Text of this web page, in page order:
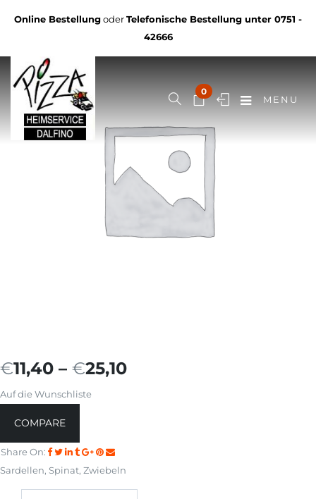
Online BestellungoderTelefonische Bestellung unter 0751 -
42666
0
MENU
€11,40 – €25,10
Auf die Wunschliste
COMPARE
Share On:
Sardellen, Spinat, Zwiebeln